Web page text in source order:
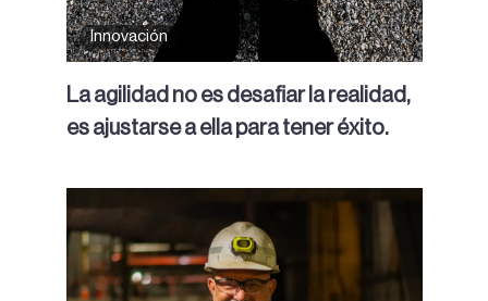
Innovación
La agilidad no es desafiar la realidad,
es ajustarse a ella para tener éxito.